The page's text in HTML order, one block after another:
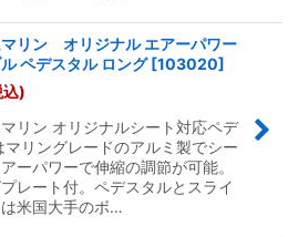
リン オリジナル エアーパワー
ペデスタル ロング [103020]
込)
リン オリジナルシート対応ペデ
マリングレードのアルミ製でシー
ーパワーで伸縮の調節が可能。
レート付。ペデスタルとスライ
米国大手のボ…